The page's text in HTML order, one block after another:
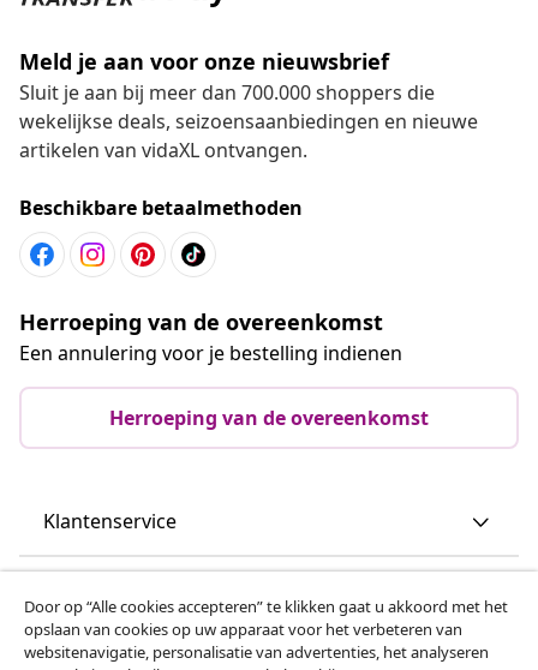
Meld je aan voor onze nieuwsbrief
Sluit je aan bij meer dan 700.000 shoppers die
wekelijkse deals, seizoensaanbiedingen en nieuwe
artikelen van vidaXL ontvangen.
Beschikbare betaalmethoden
Herroeping van de overeenkomst
Een annulering voor je bestelling indienen
Herroeping van de overeenkomst
Klantenservice
vidaXL
Door op “Alle cookies accepteren” te klikken gaat u akkoord met het
opslaan van cookies op uw apparaat voor het verbeteren van
websitenavigatie, personalisatie van advertenties, het analyseren